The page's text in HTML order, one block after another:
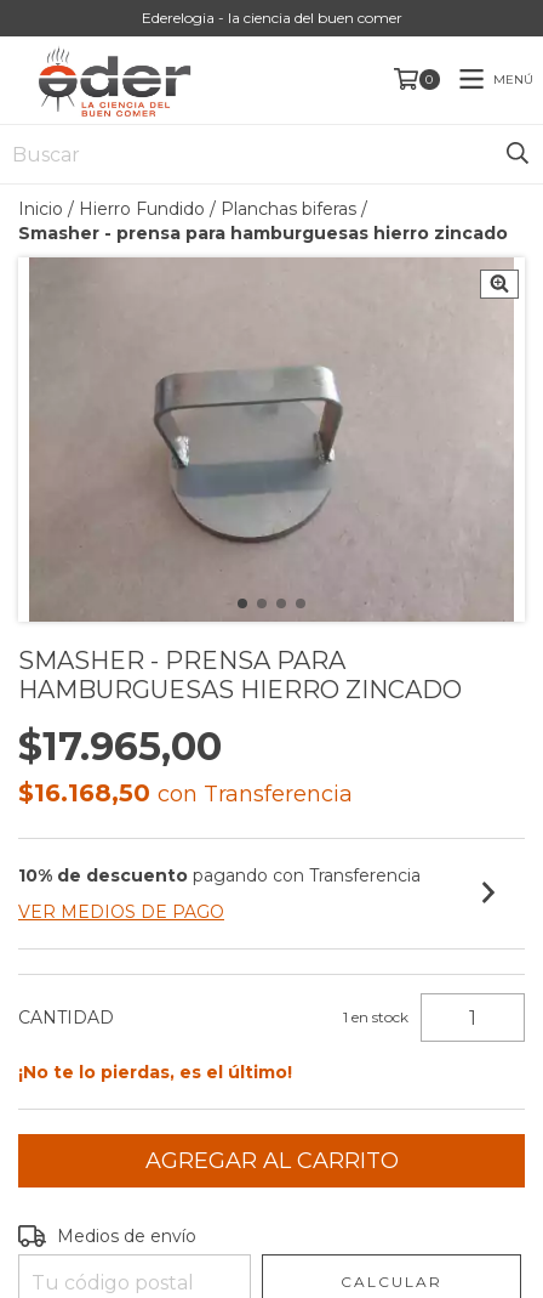
Ederelogia - la ciencia del buen comer
0 MENÚ
Inicio / Hierro Fundido / Planchas biferas /
Smasher - prensa para hamburguesas hierro zincado
SMASHER - PRENSA PARA
HAMBURGUESAS HIERRO ZINCADO
$17.965,00
$16.168,50 con Transferencia
10% de descuento pagando con Transferencia
VER MEDIOS DE PAGO
CANTIDAD 1 en stock
¡No te lo pierdas, es el último!
Entregas para el CP:
Medios de envío
CALCULAR